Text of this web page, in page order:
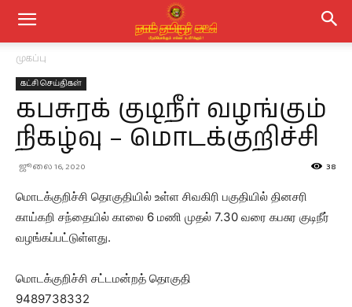
முகப்பு
கட்சி செய்திகள்
கபசுரக் குடிநீர் வழங்கும்
நிகழ்வு – மொடக்குறிச்சி
ஜூலை 16, 2020 38
மொடக்குறிச்சி தொகுதியில் உள்ள சிவகிரி பகுதியில் தினசரி
காய்கறி சந்தையில் காலை 6 மணி முதல் 7.30 வரை கபசுர குடிநீர்
வழங்கப்பட்டுள்ளது.
மொடக்குறிச்சி சட்டமன்றத் தொகுதி
9489738332